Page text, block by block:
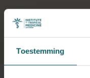
Toestemming
Selecteer een